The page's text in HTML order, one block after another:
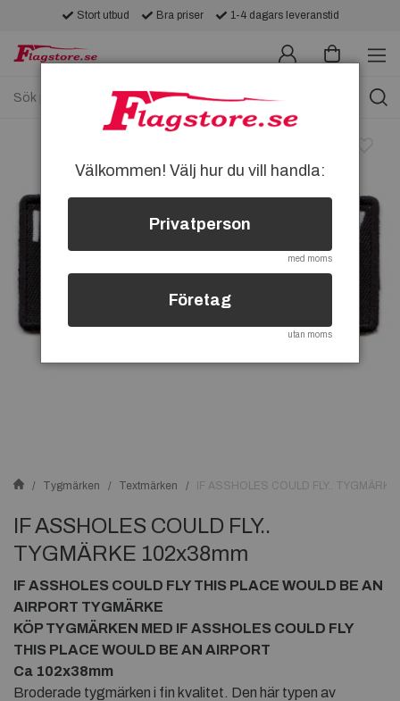
Stort utbud Bra priser 1-4 dagars leveranstid
Tygmärken Textmärken IF ASSHOLES COULD FLY..
IF ASSHOLES COULD FLY..
TYGMÄRKE 102x38mm
IF ASSHOLES COULD FLY THIS PLACE WOULD BE AN
AIRPORT TYGMÄRKE
KÖP TYGMÄRKEN MED IF ASSHOLES COULD FLY
THIS PLACE WOULD BE AN AIRPORT
Ca 102x38mm
Broderade tygmärken i fin kvalitet. Den här typen av
Välkommen! Välj hur du vill handla:
Privatperson
med moms
Företag
utan moms